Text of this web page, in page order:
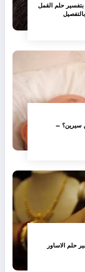
حلم القمل
سيرين؟ –
حلم الاساور